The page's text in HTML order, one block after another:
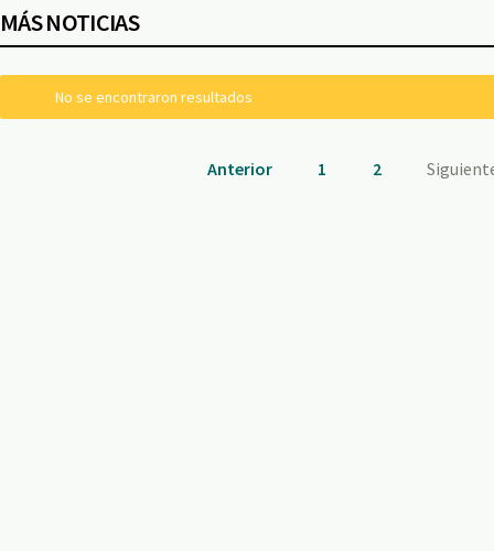
MÁS NOTICIAS
No se encontraron resultados
Anterior 1 2